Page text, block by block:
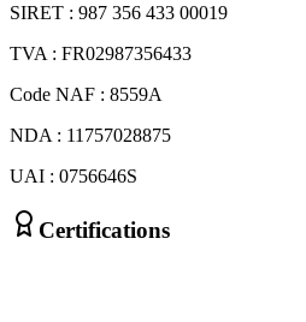
SIRET : 987 356 433 00019
TVA : FR02987356433
Code NAF : 8559A
NDA : 11757028875
UAI : 0756646S
Certifications